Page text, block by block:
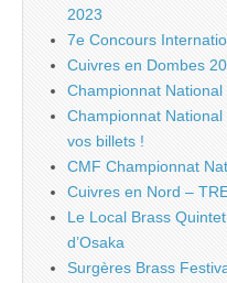
2023
7e Concours
Cuivres en Dombes
Championnat
Championnat
vos billets !
CMF Championnat
Cuivres en Nord –
Le Local Brass
d’Osaka
Surgères Brass